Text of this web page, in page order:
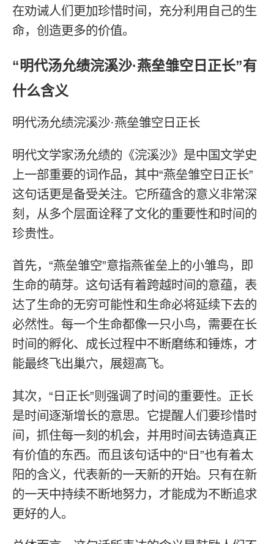
在劝诫人们更加珍惜时间，充分利用自己的生
命，创造更多的价值。
“明代汤允绩浣溪沙·燕垒雏空日正长”有
什么含义
明代汤允绩浣溪沙·燕垒雏空日正长
明代文学家汤允绩的《浣溪沙》是中国文学史
上一部重要的词作品，其中“燕垒雏空日正长”
这句话更是备受关注。它所蕴含的意义非常深
刻，从多个层面诠释了文化的重要性和时间的
珍贵性。
首先，“燕垒雏空”意指燕雀垒上的小雏鸟，即
生命的萌芽。这句话有着跨越时间的意蕴，表
达了生命的无穷可能性和生命必将延续下去的
必然性。每一个生命都像一只小鸟，需要在长
时间的孵化、成长过程中不断磨练和锤炼，才
能最终飞出巢穴，展翅高飞。
其次，“日正长”则强调了时间的重要性。正长
是时间逐渐增长的意思。它提醒人们要珍惜时
间，抓住每一刻的机会，并用时间去铸造真正
有价值的东西。而且该句话中的“日”也有着太
阳的含义，代表新的一天新的开始。只有在新
的一天中持续不断地努力，才能成为不断追求
更好的人。